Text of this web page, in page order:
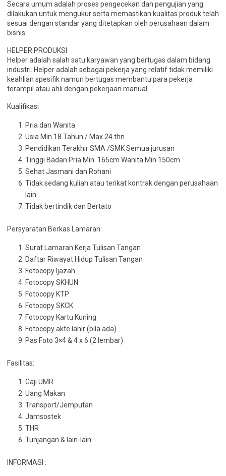
Secara umum adalah proses pengecekan dan pengujian yang
dilakukan untuk mengukur serta memastikan kualitas produk telah
sesuai dengan standar yang ditetapkan oleh perusahaan dalam
bisnis.
HELPER PRODUKSI
Helper adalah salah satu karyawan yang bertugas dalam bidang
industri. Helper adalah sebagai pekerja yang relatif tidak memiliki
keahlian spesifik namun bertugas membantu para pekerja
terampil atau ahli dengan pekerjaan manual.
Kualifikasi
Pria dan Wanita
Usia Min 18 Tahun / Max 24 thn
Pendidikan Terakhir SMA /SMK Semua jurusan
Tinggi Badan Pria Min. 165cm Wanita Min 150cm
Sehat Jasmani dan Rohani
Tidak sedang kuliah atau terikat kontrak dengan perusahaan
lain
Tidak bertindik dan Bertato
Persyaratan Berkas Lamaran:
Surat Lamaran Kerja Tulisan Tangan
Daftar Riwayat Hidup Tulisan Tangan
Fotocopy Ijazah
Fotocopy SKHUN
Fotocopy KTP
Fotocopy SKCK
Fotocopy Kartu Kuning
Fotocopy akte lahir (bila ada)
Pas Foto 3×4 & 4 x 6 (2 lembar)
Fasilitas:
Gaji UMR
Uang Makan
Transport/Jemputan
Jamsostek
THR
Tunjangan & lain-lain
INFORMASI :